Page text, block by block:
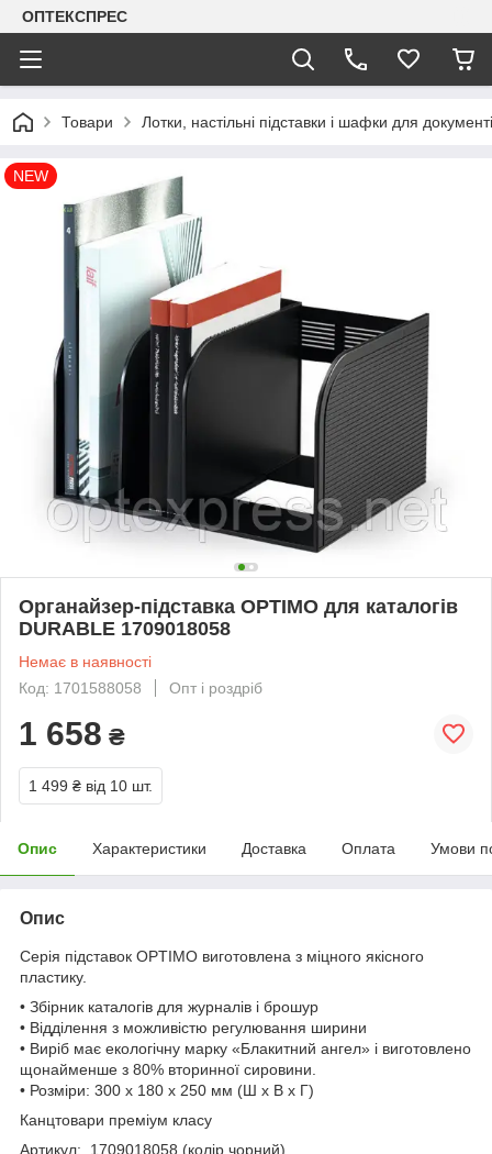
ОПТЕКСПРЕС
Товари Лотки, настільні підставки і шафки для
NEW
Органайзер-підставка OPTIMO для каталогів
DURABLE 1709018058
Немає в наявності
Код: 1701588058
Опт і роздріб
1 658 ₴
1 499 ₴ від 10 шт.
Опис Характеристики Доставка Оплата Умови
Опис
Cерія підставок OPTIMO виготовлена з міцного якісного
пластику.
• Збірник каталогів для журналів і брошур
• Відділення з можливістю регулювання ширини
• Виріб має екологічну марку «Блакитний ангел» і виготовлено
щонайменше з 80% вторинної сировини.
• Розміри: 300 x 180 x 250 мм (Ш x В x Г)
Канцтовари преміум класу
Артикул: 1709018058 (колір чорний)